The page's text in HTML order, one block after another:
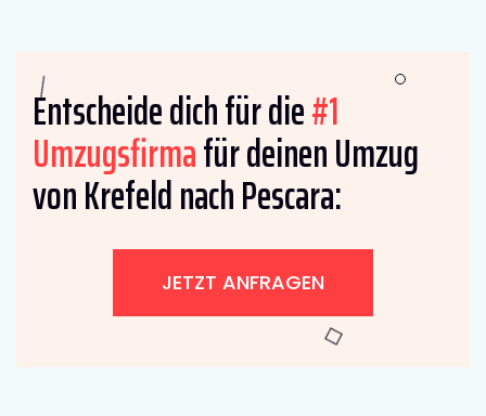
Entscheide dich für die#1
Umzugsfirmafür deinen Umzug
von Krefeld nach Pescara:
JETZT ANFRAGEN